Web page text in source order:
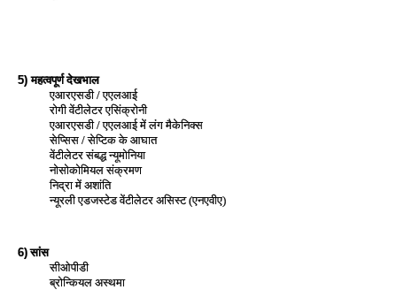
5)महत्वपूर्ण देखभाल
एआरएसडी / एएलआई
रोगी वेंटीलेटर एसिंक्रोनी
एआरएसडी / एएलआई में लंग मैकेनिक्स
सेप्सिस / सेप्टिक के आघात
वेंटीलेटर संबद्ध न्यूमोनिया
नोसोकोमियल संक्रमण
निद्रा में अशांति
न्‍यूरली एडजस्‍टेड वेंटीलेटर असिस्ट (एनएवीए)
6) सांस
सीओपीडी
ब्रोन्कियल अस्थमा